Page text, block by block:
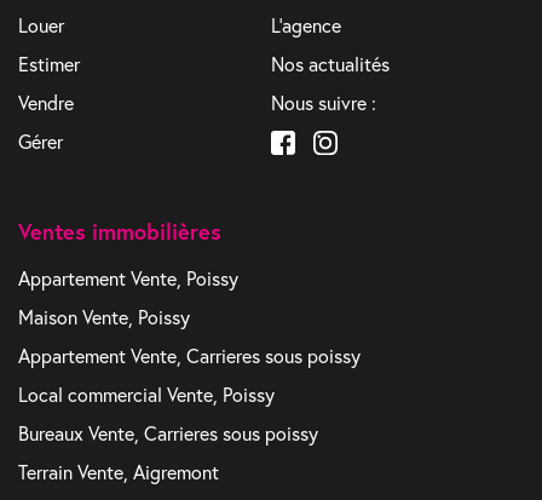
Louer
Estimer
Vendre
Gérer
L'agence
Nos actualités
Nous suivre :
Ventes immobilières
Appartement Vente, Poissy
Maison Vente, Poissy
Appartement Vente, Carrieres sous poissy
Local commercial Vente, Poissy
Bureaux Vente, Carrieres sous poissy
Terrain Vente, Aigremont